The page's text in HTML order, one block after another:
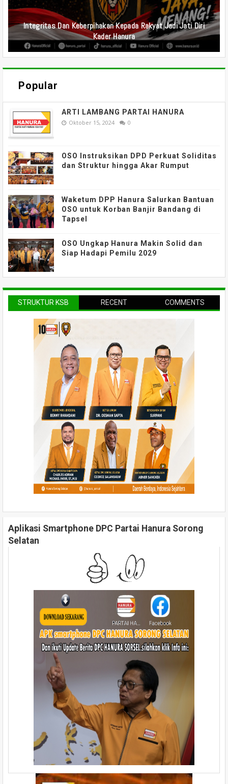
Undangan Rapat Koordinasi Tim Media Sosial DPD Dan DPC
Partai Hanura Se-Indonesia
Popular
ARTI LAMBANG PARTAI HANURA
Oktober 15, 2024 0
OSO Instruksikan DPD Perkuat Soliditas
dan Struktur hingga Akar Rumput
Waketum DPP Hanura Salurkan Bantuan
OSO untuk Korban Banjir Bandang di
Tapsel
OSO Ungkap Hanura Makin Solid dan
Siap Hadapi Pemilu 2029
STRUKTUR KSB RECENT COMMENTS
Aplikasi Smartphone DPC Partai Hanura Sorong
Selatan